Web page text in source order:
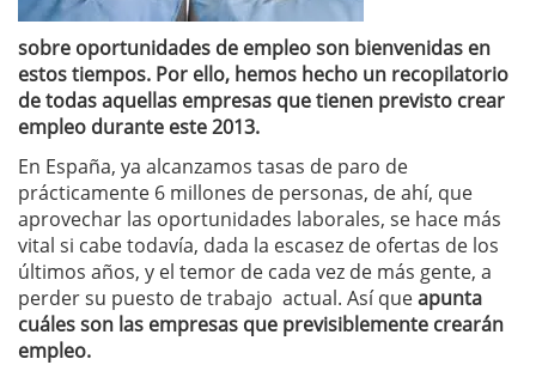
sobre oportunidades de empleo son bienvenidas en
estos tiempos. Por ello, hemos hecho un recopilatorio
de todas aquellas empresas que tienen previsto crear
empleo durante este 2013.
En España, ya alcanzamos tasas de paro de
prácticamente 6 millones de personas, de ahí, que
aprovechar las oportunidades laborales, se hace más
vital si cabe todavía, dada la escasez de ofertas de los
últimos años, y el temor de cada vez de más gente, a
perder su puesto de trabajo actual. Así queapunta
cuáles son las empresas que previsiblemente crearán
empleo.